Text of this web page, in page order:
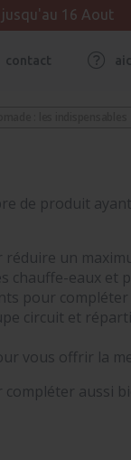
16 Aout
contact
de produit
un
chauffe-eaux et
pour
circuit et
vous offrir la
aussi